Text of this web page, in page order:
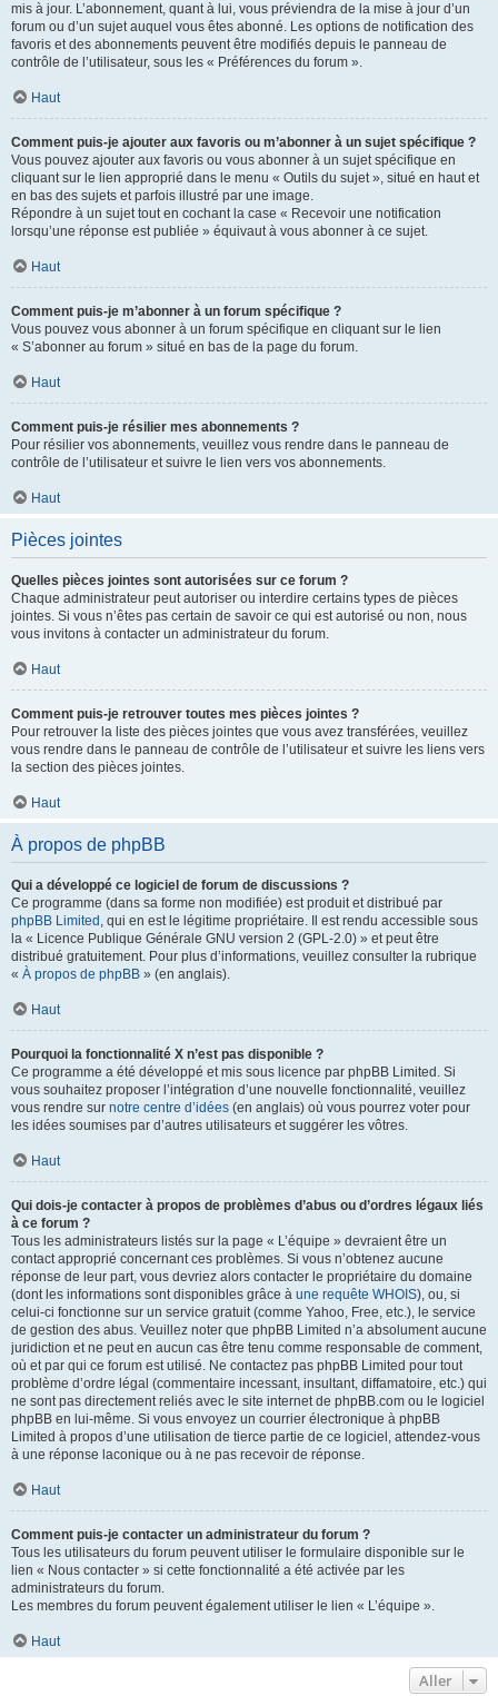
mis à jour. L’abonnement, quant à lui, vous préviendra de la mise à jour d’un
forum ou d’un sujet auquel vous êtes abonné. Les options de notification des
favoris et des abonnements peuvent être modifiés depuis le panneau de
contrôle de l’utilisateur, sous les « Préférences du forum ».
Haut
Comment puis-je ajouter aux favoris ou m’abonner à un sujet spécifique ?
Vous pouvez ajouter aux favoris ou vous abonner à un sujet spécifique en
cliquant sur le lien approprié dans le menu « Outils du sujet », situé en haut et
en bas des sujets et parfois illustré par une image.
Répondre à un sujet tout en cochant la case « Recevoir une notification
lorsqu’une réponse est publiée » équivaut à vous abonner à ce sujet.
Haut
Comment puis-je m’abonner à un forum spécifique ?
Vous pouvez vous abonner à un forum spécifique en cliquant sur le lien
« S’abonner au forum » situé en bas de la page du forum.
Haut
Comment puis-je résilier mes abonnements ?
Pour résilier vos abonnements, veuillez vous rendre dans le panneau de
contrôle de l’utilisateur et suivre le lien vers vos abonnements.
Haut
Pièces jointes
Quelles pièces jointes sont autorisées sur ce forum ?
Chaque administrateur peut autoriser ou interdire certains types de pièces
jointes. Si vous n’êtes pas certain de savoir ce qui est autorisé ou non, nous
vous invitons à contacter un administrateur du forum.
Haut
Comment puis-je retrouver toutes mes pièces jointes ?
Pour retrouver la liste des pièces jointes que vous avez transférées, veuillez
vous rendre dans le panneau de contrôle de l’utilisateur et suivre les liens vers
la section des pièces jointes.
Haut
À propos de phpBB
Qui a développé ce logiciel de forum de discussions ?
Ce programme (dans sa forme non modifiée) est produit et distribué par
phpBB Limited , qui en est le légitime propriétaire. Il est rendu accessible sous
la « Licence Publique Générale GNU version 2 (GPL-2.0) » et peut être
distribué gratuitement. Pour plus d’informations, veuillez consulter la rubrique
« À propos de phpBB » (en anglais).
Haut
Pourquoi la fonctionnalité X n’est pas disponible ?
Ce programme a été développé et mis sous licence par phpBB Limited. Si
vous souhaitez proposer l’intégration d’une nouvelle fonctionnalité, veuillez
vous rendre sur notre centre d’idées (en anglais) où vous pourrez voter pour
les idées soumises par d’autres utilisateurs et suggérer les vôtres.
Haut
Qui dois-je contacter à propos de problèmes d’abus ou d’ordres légaux liés
à ce forum ?
Tous les administrateurs listés sur la page « L’équipe » devraient être un
contact approprié concernant ces problèmes. Si vous n’obtenez aucune
réponse de leur part, vous devriez alors contacter le propriétaire du domaine
(dont les informations sont disponibles grâce à une requête WHOIS), ou, si
celui-ci fonctionne sur un service gratuit (comme Yahoo, Free, etc.), le service
de gestion des abus. Veuillez noter que phpBB Limited n’a absolument aucune
juridiction et ne peut en aucun cas être tenu comme responsable de comment,
où et par qui ce forum est utilisé. Ne contactez pas phpBB Limited pour tout
problème d’ordre légal (commentaire incessant, insultant, diffamatoire, etc.) qui
ne sont pas directement reliés avec le site internet de phpBB.com ou le logiciel
phpBB en lui-même. Si vous envoyez un courrier électronique à phpBB
Limited à propos d’une utilisation de tierce partie de ce logiciel, attendez-vous
à une réponse laconique ou à ne pas recevoir de réponse.
Haut
Comment puis-je contacter un administrateur du forum ?
Tous les utilisateurs du forum peuvent utiliser le formulaire disponible sur le
lien « Nous contacter » si cette fonctionnalité a été activée par les
administrateurs du forum.
Les membres du forum peuvent également utiliser le lien « L’équipe ».
Haut
Aller